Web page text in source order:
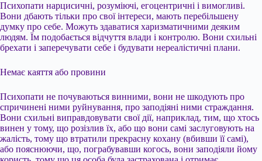
Психопати нарцисичні, розуміючі, егоцентричні і вимогливі.
Вони дбають тільки про свої інтереси, мають перебільшену
думку про себе. Можуть здаватися харизматичними деяким
людям. Їм подобається відчуття влади і контролю. Вони схильні
брехати і заперечувати себе і будувати нереалістичні плани.
Немає каяття або провини
Психопати не почуваються винними, вони не шкодують про
спричинені ними руйнування, про заподіяні ними страждання.
Вони схильні виправдовувати свої дії, наприклад, тим, що хтось
винен у тому, що розізлив їх, або що вони самі заслуговують на
жалість, тому що втратили прекрасну кохану (вбивши її самі),
або пояснюючи, що, пограбувавши когось, вони заподіяли йому